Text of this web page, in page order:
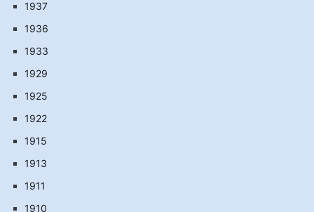
1937
1936
1933
1929
1925
1922
1915
1913
1911
1910